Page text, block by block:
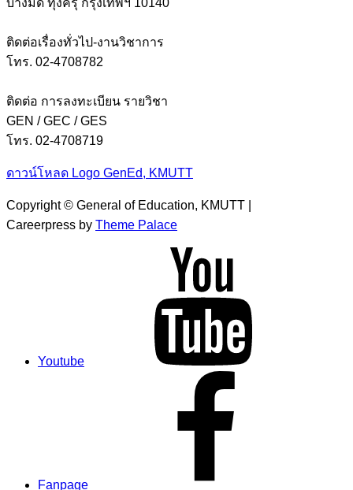
ติดต่อเรื่องทั่วไป-งานวิชาการ
โทร. 02-4708782
ติดต่อ การลงทะเบียน รายวิชา
GEN / GEC / GES
โทร. 02-4708719
ดาวน์โหลด Logo GenEd, KMUTT
Copyright © General of Education, KMUTT |
Careerpress by Theme Palace
Youtube
Fanpage